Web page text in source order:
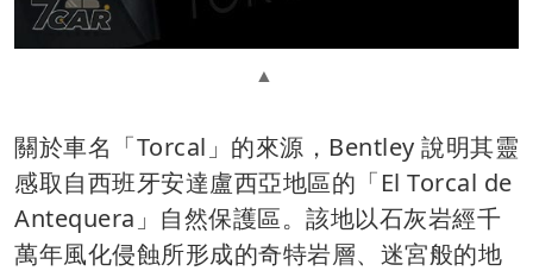
關於車名「Torcal」的來源，Bentley 說明其靈
感取自西班牙安達盧西亞地區的「El Torcal de
Antequera」自然保護區。該地以石灰岩經千
萬年風化侵蝕所形成的奇特岩層、迷宮般的地